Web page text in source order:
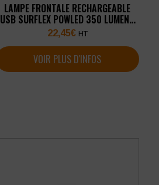
LAMPE FRONTALE RECHARGEABLE
USB SURFLEX POWLED 350 LUMENS
POWLED
22,45€ HT
VOIR PLUS D'INFOS